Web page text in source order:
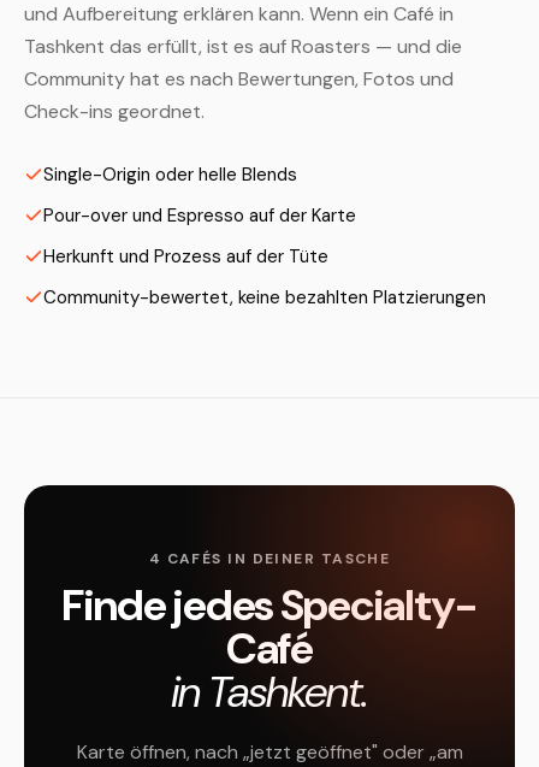
und Aufbereitung erklären kann. Wenn ein Café in
Tashkent das erfüllt, ist es auf Roasters — und die
Community hat es nach Bewertungen, Fotos und
Check-ins geordnet.
Single-Origin oder helle Blends
Pour-over und Espresso auf der Karte
Herkunft und Prozess auf der Tüte
Community-bewertet, keine bezahlten Platzierungen
4 CAFÉS IN DEINER TASCHE
Finde jedes Specialty-
Café
in Tashkent.
Karte öffnen, nach „jetzt geöffnet" oder „am